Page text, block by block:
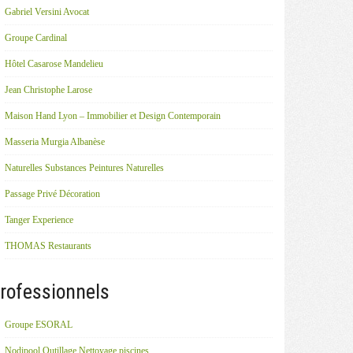
Gabriel Versini Avocat
Groupe Cardinal
Hôtel Casarose Mandelieu
Jean Christophe Larose
Maison Hand Lyon – Immobilier et Design Contemporain
Masseria Murgia Albanèse
Naturelles Substances Peintures Naturelles
Passage Privé Décoration
Tanger Experience
THOMAS Restaurants
Groupe ESORAL
Nodipool Outillage Nettoyage piscines